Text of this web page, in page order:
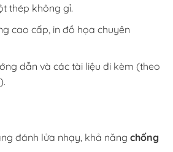
thép không gỉ.
cao cấp, in đồ họa chuyên
dẫn và các tài liệu đi kèm (theo
đánh lửa nhạy, khả năng chống